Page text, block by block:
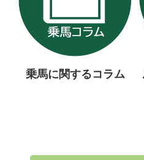
乗馬に関するコラム